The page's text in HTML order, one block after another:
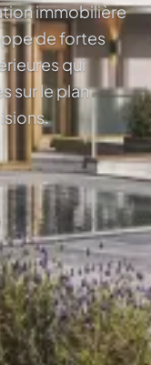
immobilière
de fortes
qui
sur le plan